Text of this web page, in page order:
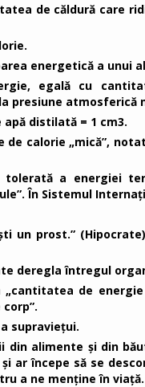
de căldură care
energetică a unui
egală cu
atmosferică
distilată = 1 cm3.
calorie „mică”,
tolerată a energiei
În Sistemul
un prost.”
deregla întregul
de
supraviețui.
din alimente și din
ar începe să se
a ne menține în viață.